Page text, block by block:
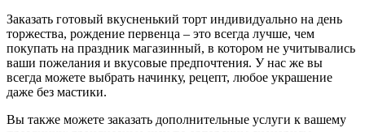
Заказать готовый вкусненький торт индивидуально на день
торжества, рождение первенца – это всегда лучше, чем
покупать на праздник магазинный, в котором не учитывались
ваши пожелания и вкусовые предпочтения. У нас же вы
всегда можете выбрать начинку, рецепт, любое украшение
даже без мастики.
Вы также можете заказать дополнительные услуги к вашему